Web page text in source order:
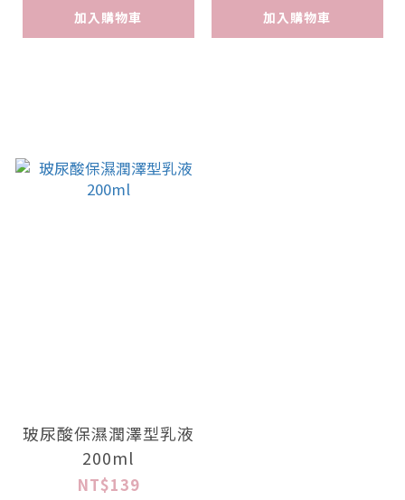
加入購物車 加入購物車
玻尿酸保濕潤澤型乳液
200ml
NT$139